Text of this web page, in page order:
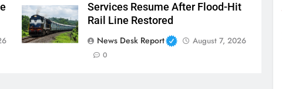
Services Resume After Flood-Hit
Rail Line Restored
News Desk Report
August 7, 2026
0